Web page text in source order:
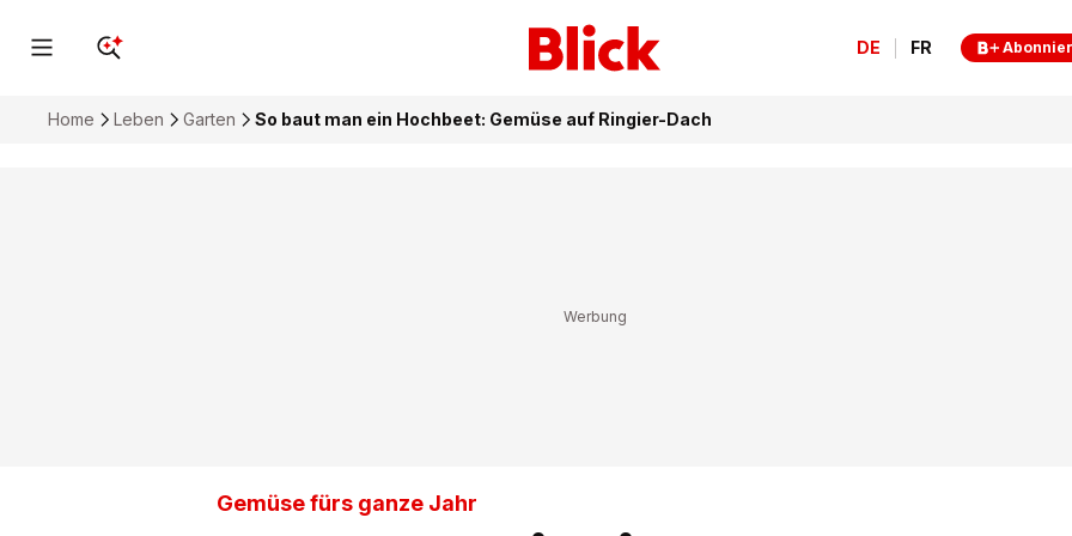
DE FR
Home Leben Garten So baut man ein Hochbeet: Gemüse auf Ringier-Dach
Gemüse fürs ganze Jahr